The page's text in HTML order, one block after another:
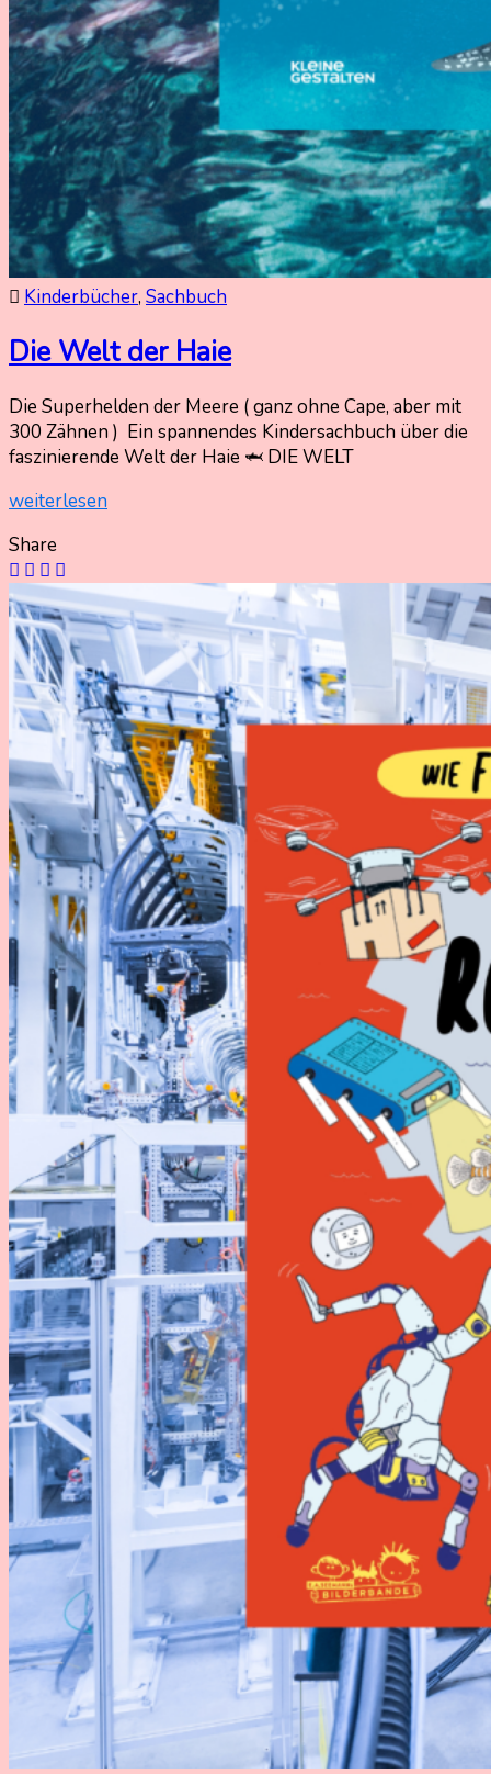
Kinderbücher, Sachbuch
Die Welt der Haie
14.
Mai
Mai
2025
Nadine
Kammer
Die Superhelden der Meere ( ganz ohne Cape, aber mit
300 Zähnen ) Ein spannendes Kindersachbuch über die
faszinierende Welt der Haie 🦈 DIE WELT
weiterlesen
Share